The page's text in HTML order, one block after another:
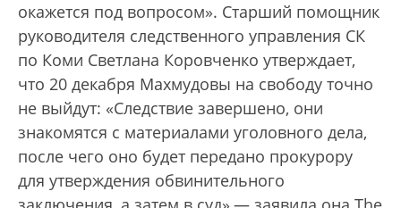
окажется под вопросом». Старший помощник
руководителя следственного управления СК
по Коми Светлана Коровченко утверждает,
что 20 декабря Махмудовы на свободу точно
не выйдут: «Следствие завершено, они
знакомятся с материалами уголовного дела,
после чего оно будет передано прокурору
для утверждения обвинительного